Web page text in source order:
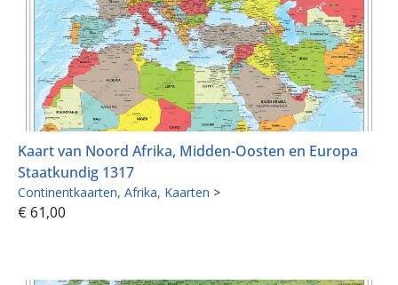
Kaart van Noord Afrika, Midden-Oosten en Europa
Staatkundig 1317
Continentkaarten Afrika Kaarten >
€ 61,00